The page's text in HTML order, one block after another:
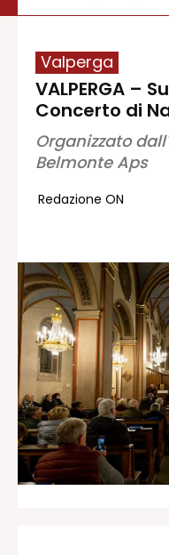
Redazione
Contatti
Lavora con noi
Pubblicità
Condizioni
Privacy Policy
Condizioni di
Normativa
Normativa
Normativa
Valperga
VALPERGA –
Concerto di
Organizzato
Belmonte Aps
Redazione ON